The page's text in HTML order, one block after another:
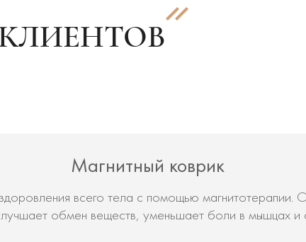
Магнитный коврик
всего тела с помощью магнитотерапии.
обмен веществ, уменьшает боли в мышцах и